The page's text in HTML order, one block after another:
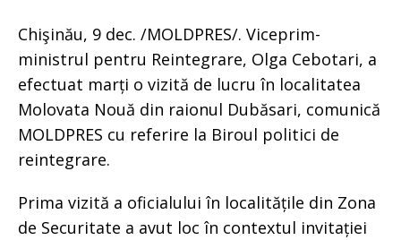
Chişinău, 9 dec. /MOLDPRES/. Viceprim-
ministrul pentru Reintegrare, Olga Cebotari, a
efectuat marți o vizită de lucru în localitatea
Molovata Nouă din raionul Dubăsari, comunică
MOLDPRES cu referire la Biroul politici de
reintegrare.
Prima vizită a oficialului în localitățile din Zona
de Securitate a avut loc în contextul invitației